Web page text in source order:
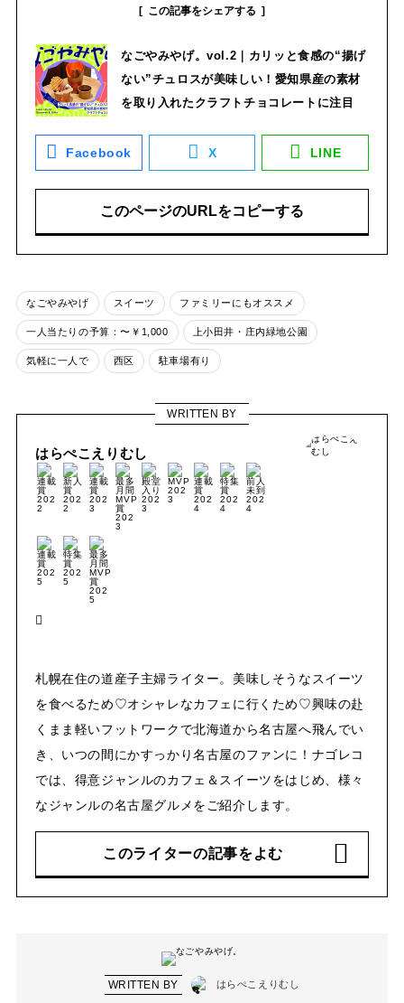
この記事をシェアする
なごやみやげ。vol.2｜カリッと食感の“揚げ
ない”チュロスが美味しい！愛知県産の素材
を取り入れたクラフトチョコレートに注目
Facebook X LINE
このページのURLをコピーする
なごやみやげ スイーツ ファミリーにもオススメ
一人当たりの予算：〜￥1,000 上小田井・庄内緑地公園
気軽に一人で 西区 駐車場有り
WRITTEN BY
はらぺこえりむし
札幌在住の道産子主婦ライター。美味しそうなスイーツ
を食べるため♡オシャレなカフェに行くため♡興味の赴
くまま軽いフットワークで北海道から名古屋へ飛んでい
き、いつの間にかすっかり名古屋のファンに！ナゴレコ
では、得意ジャンルのカフェ＆スイーツをはじめ、様々
なジャンルの名古屋グルメをご紹介します。
このライターの記事をよむ
WRITTEN BY はらぺこえりむし